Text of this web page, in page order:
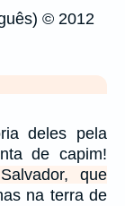
© 2012
deles pela
de capim!
que
na terra de